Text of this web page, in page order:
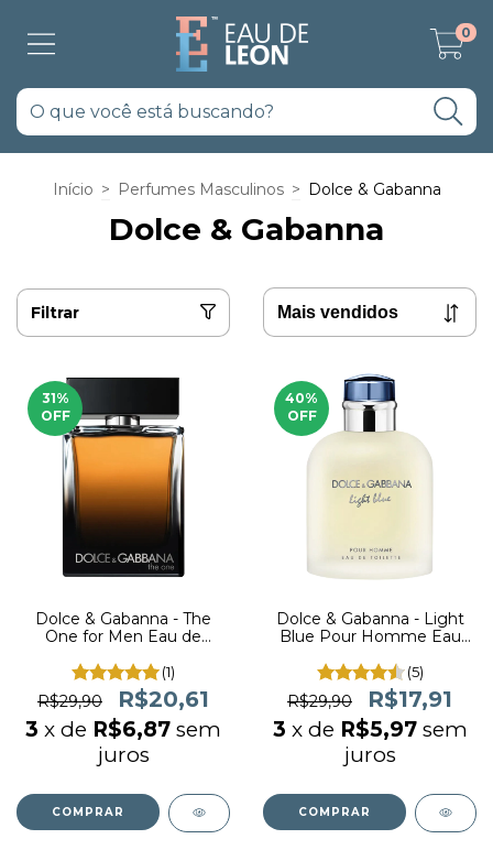
0
Início > Perfumes Masculinos > Dolce & Gabanna
Dolce & Gabanna
Filtrar
31%
OFF
Dolce & Gabanna - The
One for Men Eau de
(1)
R$29,90 R$20,61
3 x de R$6,87 sem
juros
COMPRAR
40%
OFF
Dolce & Gabanna - Light
Blue Pour Homme Eau
(5)
R$29,90 R$17,91
3 x de R$5,97 sem
juros
COMPRAR